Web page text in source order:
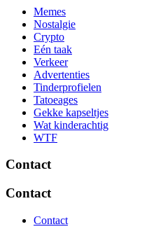
Memes
Nostalgie
Crypto
Eén taak
Verkeer
Advertenties
Tinderprofielen
Tatoeages
Gekke kapseltjes
Wat kinderachtig
WTF
Contact
Contact
Contact